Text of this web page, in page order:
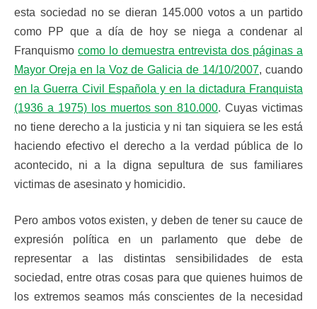
esta sociedad no se dieran 145.000 votos a un partido
como PP que a día de hoy se niega a condenar al
Franquismo como lo demuestra entrevista dos páginas a
Mayor Oreja en la Voz de Galicia de 14/10/2007, cuando
en la Guerra Civil Española y en la dictadura Franquista
(1936 a 1975) los muertos son 810.000. Cuyas victimas
no tiene derecho a la justicia y ni tan siquiera se les está
haciendo efectivo el derecho a la verdad pública de lo
acontecido, ni a la digna sepultura de sus familiares
victimas de asesinato y homicidio.
Pero ambos votos existen, y deben de tener su cauce de
expresión política en un parlamento que debe de
representar a las distintas sensibilidades de esta
sociedad, entre otras cosas para que quienes huimos de
los extremos seamos más conscientes de la necesidad